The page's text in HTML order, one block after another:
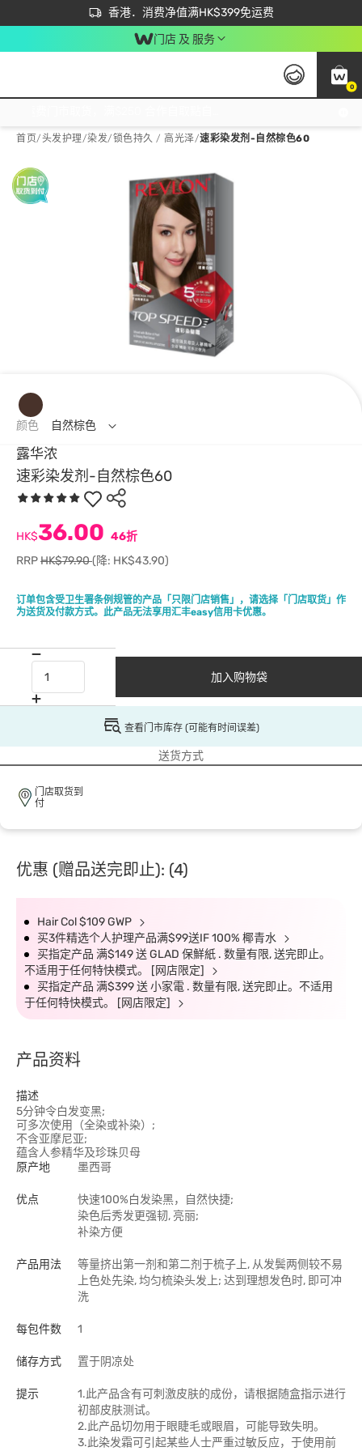
香港．消费净值满HK$399免运费
立即成为易赏钱会员尽享独家优惠
首次APP下单买满$450 输入 NEWAPP 即减$50
门店 及 服务
0
首页/头发护理/染发/锁色持久 / 高光泽/速彩染发剂-自然棕色60
露华浓
速彩染发剂-自然棕色60
订单包含受卫生署条例规管的产品「只限门店销售」，请选择「门店取货​​」作
为送货及付款方式。此产品无法享用汇丰easy信用卡优惠。
HK$36.00 46折
RRPHK$79.90(降: HK$43.90)
颜色 自然棕色
加入购物袋
查看门市库存 (可能有时间误差)
送货方式
门店取货到
付
优惠 (赠品送完即止): (4)
Hair Col $109 GWP
买3件精选个人护理产品满$99送IF 100% 椰青水
买指定产品 满$149 送 GLAD 保鮮紙 . 数量有限, 送完即止。
不适用于任何特快模式。 [网店限定]
买指定产品 满$399 送 小家電 . 数量有限, 送完即止。不适用
于任何特快模式。 [网店限定]
产品资料
描述
5分钟令白发变黑;
可多次使用（全染或补染）;
不含亚摩尼亚;
蕴含人参精华及珍珠贝母
原产地
墨西哥
优点
快速100%白发染黑，自然快捷;
染色后秀发更强韧, 亮丽;
补染方便
产品用法
等量挤出第一剂和第二剂于梳子上, 从发鬓两侧较不易
上色处先染, 均匀梳染头发上; 达到理想发色时, 即可冲
洗
每包件数 1
储存方式 置于阴凉处
提示
1.此产品含有可刺激皮肤的成份，请根据随盒指示进行
初部皮肤测试。
2.此产品切勿用于眼睫毛或眼眉，可能导致失明。
3.此染发霜可引起某些人士严重过敏反应，于使用前